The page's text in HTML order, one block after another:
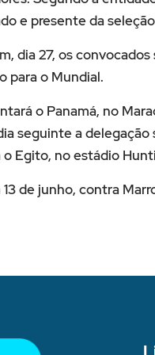
e presente da
dia 27, os
para o Mundial.
o Panamá, no
seguinte a
Egito, no estádio
de junho, contra